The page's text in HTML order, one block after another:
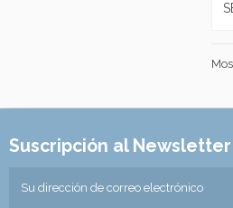
Suscripción al Newsletter